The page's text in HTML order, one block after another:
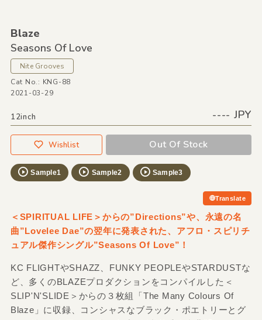
Blaze
Seasons Of Love
Nite Grooves
Cat No.: KNG-88
2021-03-29
12inch ---- JPY
Wishlist Out Of Stock
Sample1 Sample2 Sample3
Translate
＜SPIRITUAL LIFE＞からの”Directions”や、永遠の名
曲”Lovelee Dae”の翌年に発表された、アフロ・スピリチ
ュアル傑作シングル”Seasons Of Love”！
KC FLIGHTやSHAZZ、FUNKY PEOPLEやSTARDUSTな
ど、多くのBLAZEプロダクションをコンパイルした＜
SLIP'N'SLIDE＞からの３枚組「The Many Colours Of
Blaze」に収録、コンシャスなブラック・ポエトリーとグ